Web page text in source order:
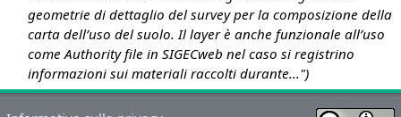
geometrie di dettaglio del survey per la composizione della
carta dell’uso del suolo. Il layer è anche funzionale all’uso
come Authority file in SIGECweb nel caso si registrino
informazioni sui materiali raccolti durante...")